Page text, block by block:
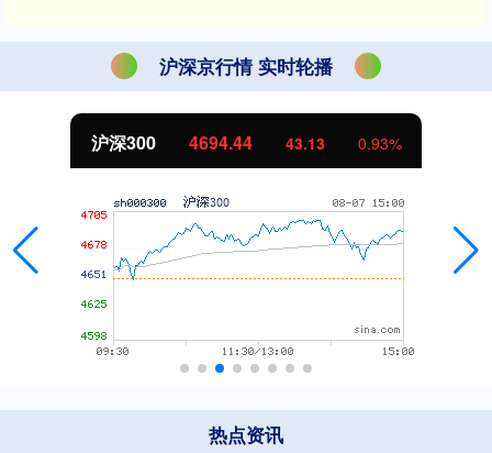
沪深京行情 实时轮播
北证50 1134.24 11.37 1.01%
热点资讯